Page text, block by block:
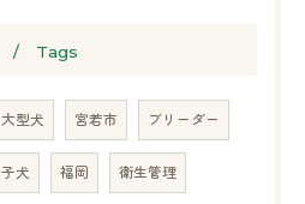
Tags
大型犬 宮若市 ブリーダー
子犬 福岡 衛生管理